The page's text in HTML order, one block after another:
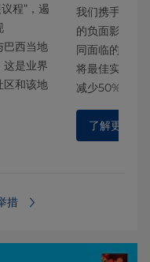
程”，遏
巴西当地
这是业界
区和该地
我们携手合作
的负面影响，
同面临的水资
将最佳实践加
减少50%。
了解更多
措